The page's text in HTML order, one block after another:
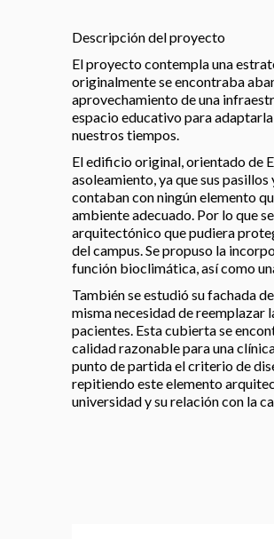
Descripción del proyecto
El proyecto contempla una
originalmente se encontraba
aprovechamiento de una
espacio educativo para
nuestros tiempos.
El edificio original, orientado de
asoleamiento, ya que sus
contaban con ningún elemento
ambiente adecuado. Por lo que
arquitectónico que pudiera
del campus. Se propuso la
función bioclimática, así como
También se estudió su fachada
misma necesidad de reemplazar
pacientes. Esta cubierta se
calidad razonable para una
punto de partida el criterio de
repitiendo este elemento
universidad y su relación con la